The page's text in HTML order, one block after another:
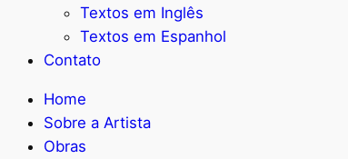
Textos em Inglês
Textos em Espanhol
Contato
Home
Sobre a Artista
Obras